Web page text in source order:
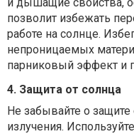
позволит избежать
работе на солнце.
непроницаемых
парниковый эффект и
4. Защита от солнца
Не забывайте о защите
излучения.